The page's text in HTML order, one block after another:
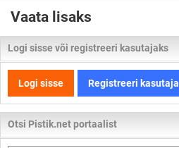
Vaata lisaks
Logi sisse või registreeri kasutajaks
Logi sisse Registreeri kasutaja
Otsi Pistik.net portaalist